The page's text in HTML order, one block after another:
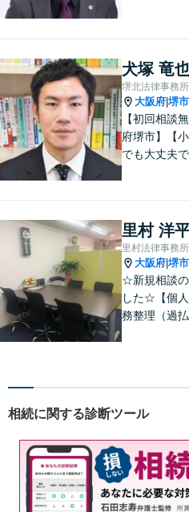
確かつスピ
ご相談様に
案ができる
犬塚 竜
堺北法律事務所
大阪府 堺
【初回相談
府堺市】【
でも大丈夫
里村 洋
里村法律事務所
大阪府 堺
☆新規相談の
した☆【個
務整理（過
回相談無料
分】【分割
用もご相談
相続に関する診断ツール